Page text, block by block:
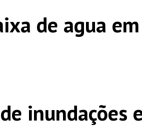
de agua
inundações